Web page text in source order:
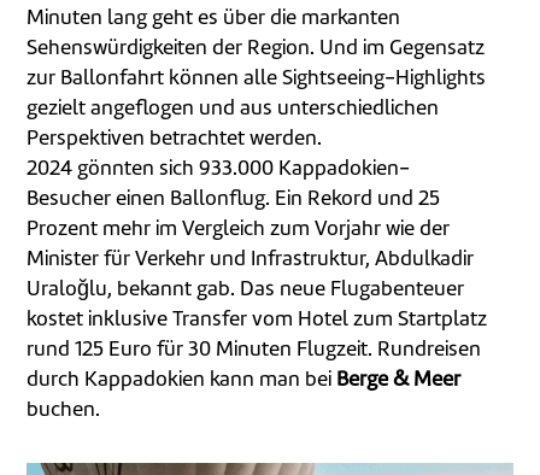
Minuten lang geht es über die markanten
Sehenswürdigkeiten der Region. Und im Gegensatz
zur Ballonfahrt können alle Sightseeing-Highlights
gezielt angeflogen und aus unterschiedlichen
Perspektiven betrachtet werden.
2024 gönnten sich 933.000 Kappadokien-
Besucher einen Ballonflug. Ein Rekord und 25
Prozent mehr im Vergleich zum Vorjahr wie der
Minister für Verkehr und Infrastruktur, Abdulkadir
Uraloğlu, bekannt gab. Das neue Flugabenteuer
kostet inklusive Transfer vom Hotel zum Startplatz
rund 125 Euro für 30 Minuten Flugzeit. Rundreisen
durch Kappadokien kann man bei Berge & Meer
buchen.